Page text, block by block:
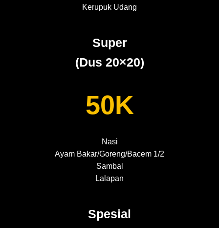
Kerupuk Udang
Super
(Dus 20×20)
50K
Nasi
Ayam Bakar/Goreng/Bacem 1/2
Sambal
Lalapan
Spesial